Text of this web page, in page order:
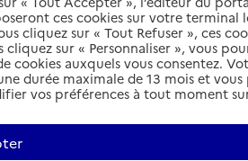
lès-la-Demie
ces cookies sur votre terminal
cliquez sur « Tout Refuser », ces
cliquez sur « Personnaliser », vous
cookies auxquels vous consentez.
durée maximale de 13 mois et
vos préférences à tout moment